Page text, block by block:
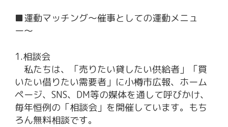
■運動マッチング〜催事としての運動メニュ
ー〜
1.相談会
私たちは、「売りたい貸したい供給者」「買
いたい借りたい需要者」に小樽市広報、ホーム
ページ、SNS、DM等の媒体を通して呼びかけ、
毎年恒例の「相談会」を開催しています。もち
ろん無料相談です。